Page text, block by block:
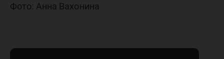
Фото: Анна Вахонина